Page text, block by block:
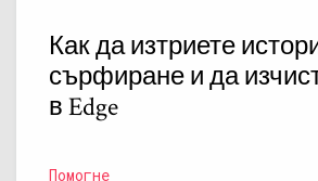
Как да изтриете
сърфиране и да
в Edge
Помогне